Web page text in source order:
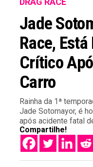
Jade
Race,
Crítico
Carro
Rainha da 1ª
Jade Sotomayor, é
após acidente fatal
Compartilhe!